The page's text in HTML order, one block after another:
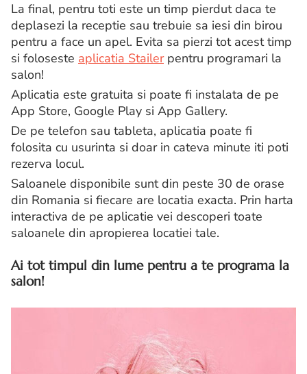
La final, pentru toti este un timp pierdut daca te
deplasezi la receptie sau trebuie sa iesi din birou
pentru a face un apel. Evita sa pierzi tot acest timp
si foloseste aplicatia Stailerpentru programari la
salon!
Aplicatia este gratuita si poate fi instalata de pe
App Store, Google Play si App Gallery.
De pe telefon sau tableta, aplicatia poate fi
folosita cu usurinta si doar in cateva minute iti poti
rezerva locul.
Saloanele disponibile sunt din peste 30 de orase
din Romania si fiecare are locatia exacta. Prin harta
interactiva de pe aplicatie vei descoperi toate
saloanele din apropierea locatiei tale.
Ai tot timpul din lume pentru a te programa la
salon!